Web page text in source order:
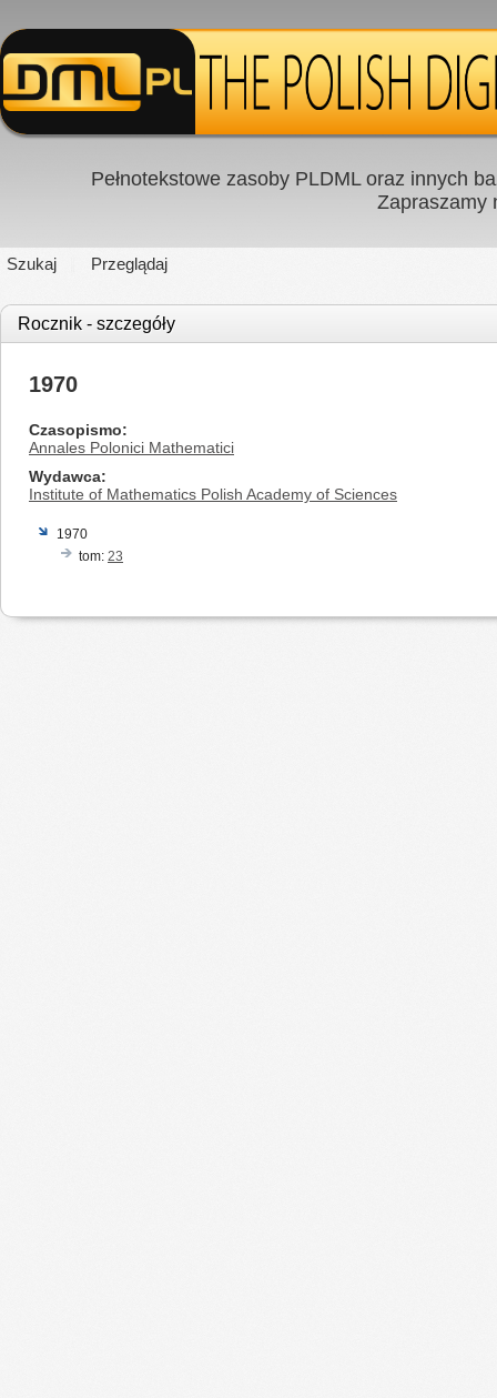
Pełnotekstowe zasoby PLDML oraz innych
Zapraszamy
Szukaj Przeglądaj
Rocznik - szczegóły
1970
Czasopismo
Annales Polonici Mathematici
Wydawca
Institute of Mathematics Polish Academy of Sciences
1970
tom: 23